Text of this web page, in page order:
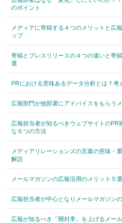
のポイント
メディアに寄稿する４つのメリットと広
ップ
寄稿とプレスリリースの４つの違いと寄
選
PRにおける意味あるデータ分析とは？考
広報部門が他部署にアドバイスをもらう
広報担当者が知るべきウェブサイトの
な６つの方法
メディアリレーションズの言葉の意味・
解説
メールマガジンの広報活用のメリット５
広報担当者が中心となりメールマガジン
広報が知るべき「開封率」を上げるメー